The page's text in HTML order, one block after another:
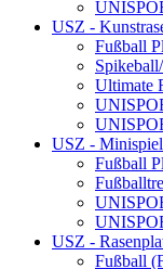
USZ -
Fußball
Ultimate
USZ -
Fußball
USZ -
Fußball